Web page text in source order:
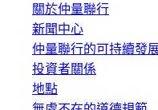
關於仲量聯行
新聞中心
仲量聯行的可持續發
投資者關係
地點